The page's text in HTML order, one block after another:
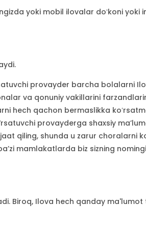
yoki mobil ilovalar doʻkoni
provayder barcha bolalarni
va qonuniy vakillarini
hech qachon bermaslikka
provayderga shaxsiy
qiling, shunda u zarur choralarni
mamlakatlarda biz sizning
Biroq, Ilova hech qanday